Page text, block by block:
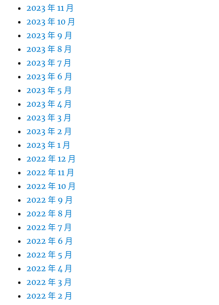
2023 年 11 月
2023 年 10 月
2023 年 9 月
2023 年 8 月
2023 年 7 月
2023 年 6 月
2023 年 5 月
2023 年 4 月
2023 年 3 月
2023 年 2 月
2023 年 1 月
2022 年 12 月
2022 年 11 月
2022 年 10 月
2022 年 9 月
2022 年 8 月
2022 年 7 月
2022 年 6 月
2022 年 5 月
2022 年 4 月
2022 年 3 月
2022 年 2 月